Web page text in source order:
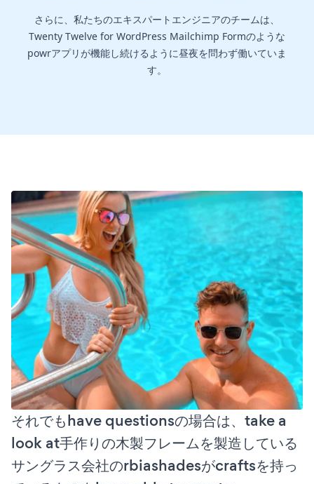
さらに、私たちのエキスパートエンジニアのチームは、
Twenty Twelve for WordPress Mailchimp Formのような
powrアプリが機能し続けるように昼夜を問わず働いていま
す。
それでもhave questionsの場合は、take a
look at手作りの木製フレームを製造している
サングラス会社のrbiashadesがcraftsを持っ